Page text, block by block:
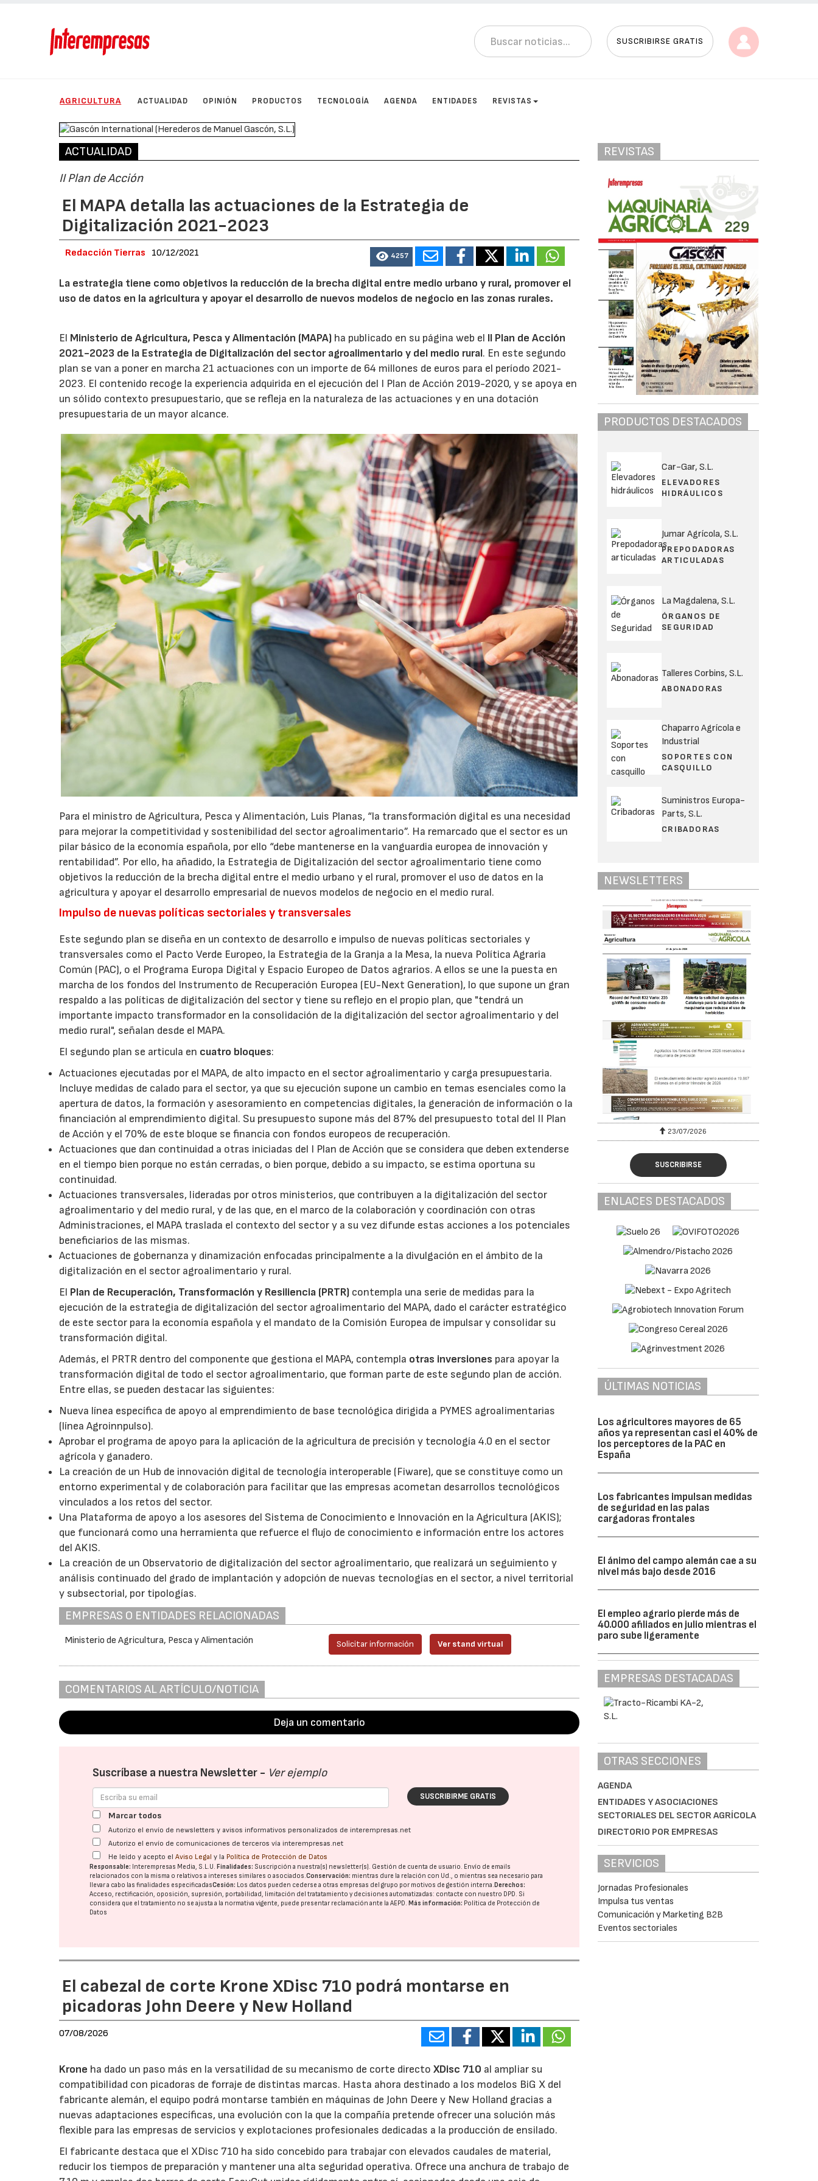
SUSCRIBIRSE GRATIS
AGRICULTURA ACTUALIDAD OPINIÓN PRODUCTOS TECNOLOGÍA AGENDA ENTIDADES REVISTAS
ACTUALIDAD
II Plan de Acción
El MAPA detalla las actuaciones de la Estrategia de
Digitalización 2021-2023
Redacción Tierras 10/12/2021 4257
La estrategia tiene como objetivos la reducción de la brecha digital entre medio urbano y rural, promover el
uso de datos en la agricultura y apoyar el desarrollo de nuevos modelos de negocio en las zonas rurales.
El Ministerio de Agricultura, Pesca y Alimentación (MAPA) ha publicado en su página web el II Plan de Acción
2021-2023 de la Estrategia de Digitalización del sector agroalimentario y del medio rural. En este segundo
plan se van a poner en marcha 21 actuaciones con un importe de 64 millones de euros para el período 2021-
2023. El contenido recoge la experiencia adquirida en el ejecución del I Plan de Acción 2019-2020, y se apoya en
un sólido contexto presupuestario, que se refleja en la naturaleza de las actuaciones y en una dotación
presupuestaria de un mayor alcance.
Para el ministro de Agricultura, Pesca y Alimentación, Luis Planas, “la transformación digital es una necesidad
para mejorar la competitividad y sostenibilidad del sector agroalimentario”. Ha remarcado que el sector es un
pilar básico de la economía española, por ello “debe mantenerse en la vanguardia europea de innovación y
rentabilidad”. Por ello, ha añadido, la Estrategia de Digitalización del sector agroalimentario tiene como
objetivos la reducción de la brecha digital entre el medio urbano y el rural, promover el uso de datos en la
agricultura y apoyar el desarrollo empresarial de nuevos modelos de negocio en el medio rural.
Impulso de nuevas políticas sectoriales y transversales
Este segundo plan se diseña en un contexto de desarrollo e impulso de nuevas políticas sectoriales y
transversales como el Pacto Verde Europeo, la Estrategia de la Granja a la Mesa, la nueva Política Agraria
Común (PAC), o el Programa Europa Digital y Espacio Europeo de Datos agrarios. A ellos se une la puesta en
marcha de los fondos del Instrumento de Recuperación Europea (EU-Next Generation), lo que supone un gran
respaldo a las políticas de digitalización del sector y tiene su reflejo en el propio plan, que "tendrá un
importante impacto transformador en la consolidación de la digitalización del sector agroalimentario y del
medio rural", señalan desde el MAPA.
El segundo plan se articula en cuatro bloques:
Actuaciones ejecutadas por el MAPA, de alto impacto en el sector agroalimentario y carga presupuestaria.
Incluye medidas de calado para el sector, ya que su ejecución supone un cambio en temas esenciales como la
apertura de datos, la formación y asesoramiento en competencias digitales, la generación de información o la
financiación al emprendimiento digital. Su presupuesto supone más del 87% del presupuesto total del II Plan
de Acción y el 70% de este bloque se financia con fondos europeos de recuperación.
Actuaciones que dan continuidad a otras iniciadas del I Plan de Acción que se considera que deben extenderse
en el tiempo bien porque no están cerradas, o bien porque, debido a su impacto, se estima oportuna su
continuidad.
Actuaciones transversales, lideradas por otros ministerios, que contribuyen a la digitalización del sector
agroalimentario y del medio rural, y de las que, en el marco de la colaboración y coordinación con otras
Administraciones, el MAPA traslada el contexto del sector y a su vez difunde estas acciones a los potenciales
beneficiarios de las mismas.
Actuaciones de gobernanza y dinamización enfocadas principalmente a la divulgación en el ámbito de la
digitalización en el sector agroalimentario y rural.
El Plan de Recuperación, Transformación y Resiliencia (PRTR) contempla una serie de medidas para la
ejecución de la estrategia de digitalización del sector agroalimentario del MAPA, dado el carácter estratégico
de este sector para la economía española y el mandato de la Comisión Europea de impulsar y consolidar su
transformación digital.
Además, el PRTR dentro del componente que gestiona el MAPA, contempla otras inversiones para apoyar la
transformación digital de todo el sector agroalimentario, que forman parte de este segundo plan de acción.
Entre ellas, se pueden destacar las siguientes:
Nueva línea específica de apoyo al emprendimiento de base tecnológica dirigida a PYMES agroalimentarias
(línea Agroinnpulso).
Aprobar el programa de apoyo para la aplicación de la agricultura de precisión y tecnología 4.0 en el sector
agrícola y ganadero.
La creación de un Hub de innovación digital de tecnología interoperable (Fiware), que se constituye como un
entorno experimental y de colaboración para facilitar que las empresas acometan desarrollos tecnológicos
vinculados a los retos del sector.
Una Plataforma de apoyo a los asesores del Sistema de Conocimiento e Innovación en la Agricultura (AKIS);
que funcionará como una herramienta que refuerce el flujo de conocimiento e información entre los actores
del AKIS.
La creación de un Observatorio de digitalización del sector agroalimentario, que realizará un seguimiento y
análisis continuado del grado de implantación y adopción de nuevas tecnologías en el sector, a nivel territorial
y subsectorial, por tipologías.
EMPRESAS O ENTIDADES RELACIONADAS
Ministerio de Agricultura, Pesca y Alimentación Solicitar información Ver stand virtual
COMENTARIOS AL ARTÍCULO/NOTICIA
Deja un comentario
Suscríbase a nuestra Newsletter - Ver ejemplo
SUSCRIBIRME GRATIS
Marcar todos
Autorizo el envío de newsletters y avisos informativos personalizados de interempresas.net
Autorizo el envío de comunicaciones de terceros vía interempresas.net
He leído y acepto elAviso Legal y la Política de Protección de Datos
Responsable: Interempresas Media, S.L.U.Finalidades: Suscripción a nuestra(s) newsletter(s). Gestión de cuenta de usuario. Envío de emails
relacionados con la misma o relativos a intereses similares o asociados.Conservación: mientras dure la relación con Ud., o mientras sea necesario para
llevar a cabo las finalidades especificadasCesión: Los datos pueden cederse a otras empresas del grupo por motivos de gestión interna.Derechos:
Acceso, rectificación, oposición, supresión, portabilidad, limitación del tratatamiento y decisiones automatizadas: contacte con nuestro DPD . Si
considera que el tratamiento no se ajusta a la normativa vigente, puede presentar reclamación ante laAEPD .Más información: Política de Protección de
Datos
El cabezal de corte Krone XDisc 710 podrá montarse en
picadoras John Deere y New Holland
07/08/2026
Krone ha dado un paso más en la versatilidad de su mecanismo de corte directoXDisc 710 al ampliar su
compatibilidad con picadoras de forraje de distintas marcas. Hasta ahora destinado a los modelos BiG X del
fabricante alemán, el equipo podrá montarse también en máquinas de John Deere y New Holland gracias a
nuevas adaptaciones específicas, una evolución con la que la compañía pretende ofrecer una solución más
flexible para las empresas de servicios y explotaciones profesionales dedicadas a la producción de ensilado.
El fabricante destaca que el XDisc 710 ha sido concebido para trabajar con elevados caudales de material,
reducir los tiempos de preparación y mantener una alta seguridad operativa. Ofrece una anchura de trabajo de
REVISTAS
PRODUCTOS DESTACADOS
Car-Gar, S.L.
ELEVADORES
HIDRÁULICOS
Jumar Agrícola, S.L.
PREPODADORAS
ARTICULADAS
La Magdalena, S.L.
ÓRGANOS DE
SEGURIDAD
Talleres Corbins, S.L.
ABONADORAS
Chaparro Agrícola e
Industrial
SOPORTES CON
CASQUILLO
Suministros Europa-
Parts, S.L.
CRIBADORAS
NEWSLETTERS
23/07/2026 23/07/2026
SUSCRIBIRSE
ENLACES DESTACADOS
ÚLTIMAS NOTICIAS
Los agricultores mayores de 65
años ya representan casi el 40% de
los perceptores de la PAC en
España
Los fabricantes impulsan medidas
de seguridad en las palas
cargadoras frontales
El ánimo del campo alemán cae a su
nivel más bajo desde 2016
El empleo agrario pierde más de
40.000 afiliados en julio mientras el
paro sube ligeramente
EMPRESAS DESTACADAS
OTRAS SECCIONES
AGENDA
ENTIDADES Y ASOCIACIONES
SECTORIALES DEL SECTOR AGRÍCOLA
DIRECTORIO POR EMPRESAS
SERVICIOS
Jornadas Profesionales
Impulsa tus ventas
Comunicación y Marketing B2B
Eventos sectoriales